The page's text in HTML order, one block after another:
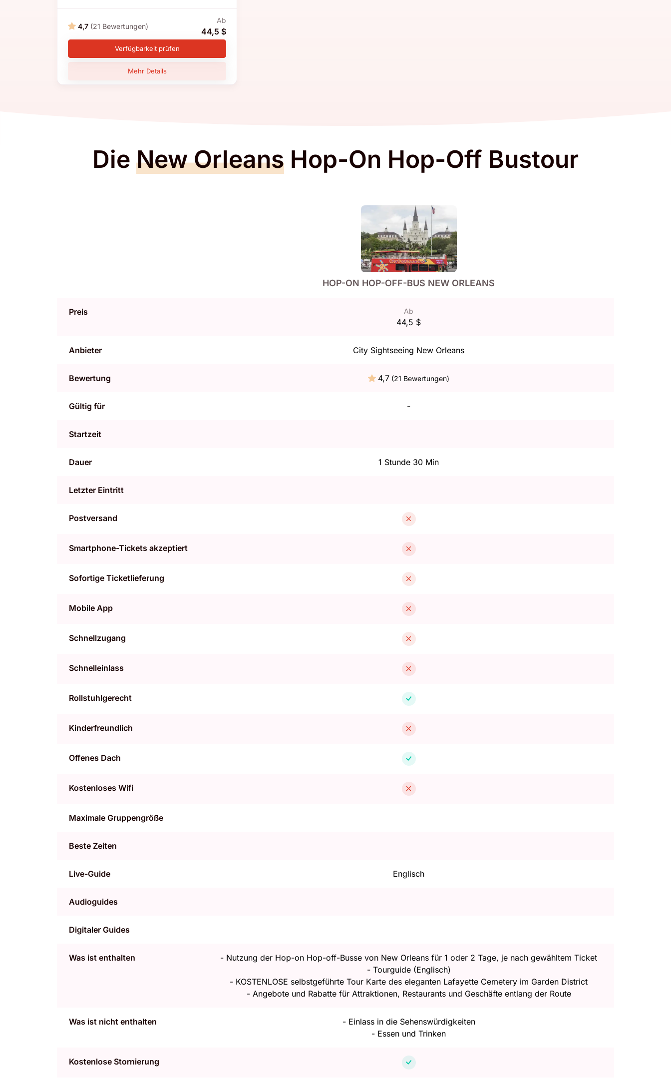
4,7 (21 Bewertungen)
Ab
44,5 $
Verfügbarkeit prüfen
Mehr Details
Die New Orleans Hop-On Hop-Off Bustour
HOP-ON HOP-OFF-BUS NEW ORLEANS
Preis Ab
44,5 $
Anbieter City Sightseeing New Orleans
Bewertung 4,7 (21 Bewertungen)
Gültig für -
Startzeit
Dauer 1 Stunde 30 Min
Letzter Eintritt
Postversand
Smartphone-Tickets akzeptiert
Sofortige Ticketlieferung
Mobile App
Schnellzugang
Schnelleinlass
Rollstuhlgerecht
Kinderfreundlich
Offenes Dach
Kostenloses Wifi
Maximale Gruppengröße
Beste Zeiten
Live-Guide Englisch
Audioguides
Digitaler Guides
Was ist enthalten - Nutzung der Hop-on Hop-off-Busse von New Orleans für 1 oder 2 Tage, je nach gewähltem Ticket
- Tourguide (Englisch)
- KOSTENLOSE selbstgeführte Tour Karte des eleganten Lafayette Cemetery im Garden District
- Angebote und Rabatte für Attraktionen, Restaurants und Geschäfte entlang der Route
Was ist nicht enthalten - Einlass in die Sehenswürdigkeiten
- Essen und Trinken
Kostenlose Stornierung